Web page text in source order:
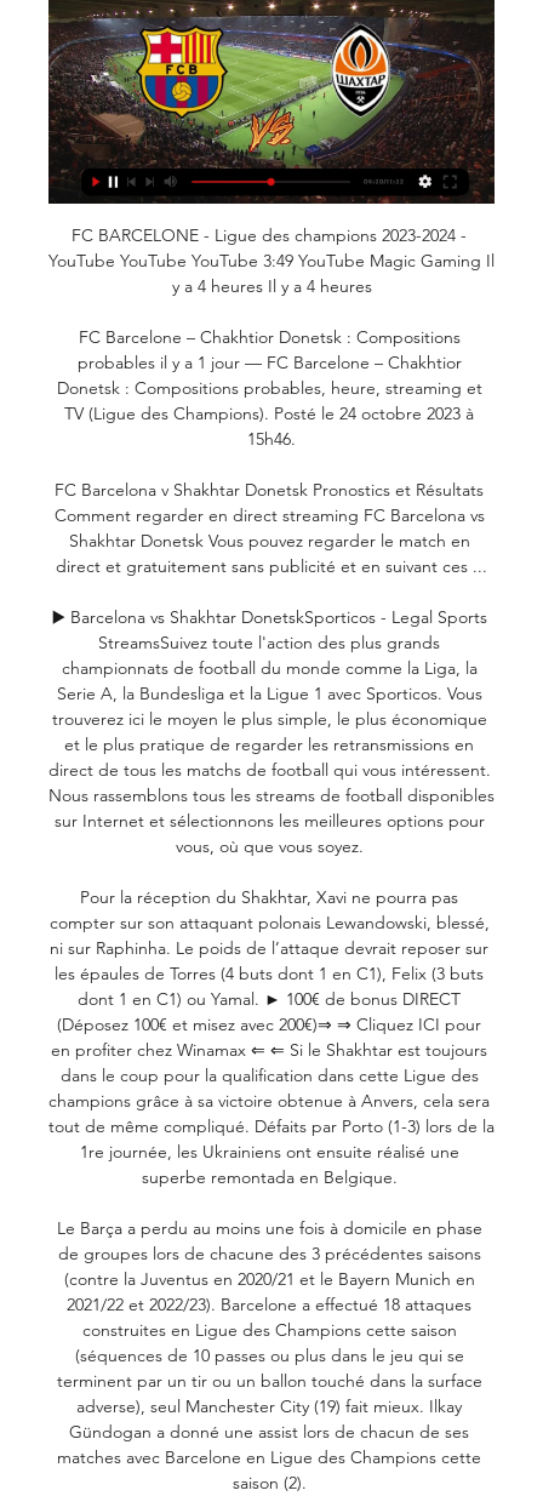
FC BARCELONE - Ligue des champions 2023-2024 -
YouTube YouTube YouTube 3:49 YouTube Magic Gaming Il
y a 4 heures Il y a 4 heures
FC Barcelone – Chakhtior Donetsk : Compositions
probables il y a 1 jour — FC Barcelone – Chakhtior
Donetsk : Compositions probables, heure, streaming et
TV (Ligue des Champions). Posté le 24 octobre 2023 à
15h46.
FC Barcelona v Shakhtar Donetsk Pronostics et Résultats
Comment regarder en direct streaming FC Barcelona vs
Shakhtar Donetsk Vous pouvez regarder le match en
direct et gratuitement sans publicité et en suivant ces ...
▶️ Barcelona vs Shakhtar DonetskSporticos - Legal Sports
StreamsSuivez toute l'action des plus grands
championnats de football du monde comme la Liga, la
Serie A, la Bundesliga et la Ligue 1 avec Sporticos. Vous
trouverez ici le moyen le plus simple, le plus économique
et le plus pratique de regarder les retransmissions en
direct de tous les matchs de football qui vous intéressent.
Nous rassemblons tous les streams de football disponibles
sur Internet et sélectionnons les meilleures options pour
vous, où que vous soyez.
Pour la réception du Shakhtar, Xavi ne pourra pas
compter sur son attaquant polonais Lewandowski, blessé,
ni sur Raphinha. Le poids de l’attaque devrait reposer sur
les épaules de Torres (4 buts dont 1 en C1), Felix (3 buts
dont 1 en C1) ou Yamal. ► 100€ de bonus DIRECT
(Déposez 100€ et misez avec 200€)⇒ ⇒ Cliquez ICI pour
en profiter chez Winamax ⇐ ⇐ Si le Shakhtar est toujours
dans le coup pour la qualification dans cette Ligue des
champions grâce à sa victoire obtenue à Anvers, cela sera
tout de même compliqué. Défaits par Porto (1-3) lors de la
1re journée, les Ukrainiens ont ensuite réalisé une
superbe remontada en Belgique.
Le Barça a perdu au moins une fois à domicile en phase
de groupes lors de chacune des 3 précédentes saisons
(contre la Juventus en 2020/21 et le Bayern Munich en
2021/22 et 2022/23). Barcelone a effectué 18 attaques
construites en Ligue des Champions cette saison
(séquences de 10 passes ou plus dans le jeu qui se
terminent par un tir ou un ballon touché dans la surface
adverse), seul Manchester City (19) fait mieux. Ilkay
Gündogan a donné une assist lors de chacun de ses
matches avec Barcelone en Ligue des Champions cette
saison (2).